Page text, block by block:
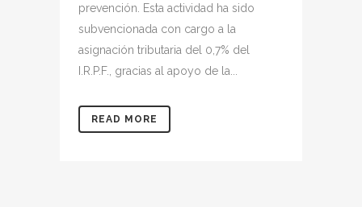
prevención. Esta actividad ha sido
subvencionada con cargo a la
asignación tributaria del 0,7% del
I.R.P.F., gracias al apoyo de la...
READ MORE